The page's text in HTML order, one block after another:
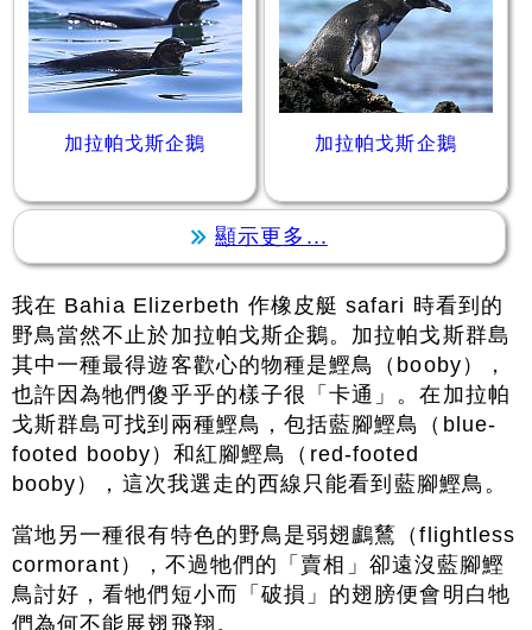
加拉帕戈斯企鵝 加拉帕戈斯企鵝
顯示更多...
我在 Bahia Elizerbeth 作橡皮艇 safari 時看到的
野鳥當然不止於加拉帕戈斯企鵝。加拉帕戈斯群島
其中一種最得遊客歡心的物種是鰹鳥（booby），
也許因為牠們傻乎乎的樣子很「卡通」。在加拉帕
戈斯群島可找到兩種鰹鳥，包括藍腳鰹鳥（blue-
footed booby）和紅腳鰹鳥（red-footed
booby），這次我選走的西線只能看到藍腳鰹鳥。
當地另一種很有特色的野鳥是弱翅鸕鶿（flightless
cormorant），不過牠們的「賣相」卻遠沒藍腳鰹
鳥討好，看牠們短小而「破損」的翅膀便會明白牠
們為何不能展翅飛翔。